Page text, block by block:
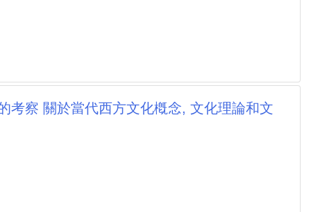
考察 關於當代西方文化槪念, 文化理論和文